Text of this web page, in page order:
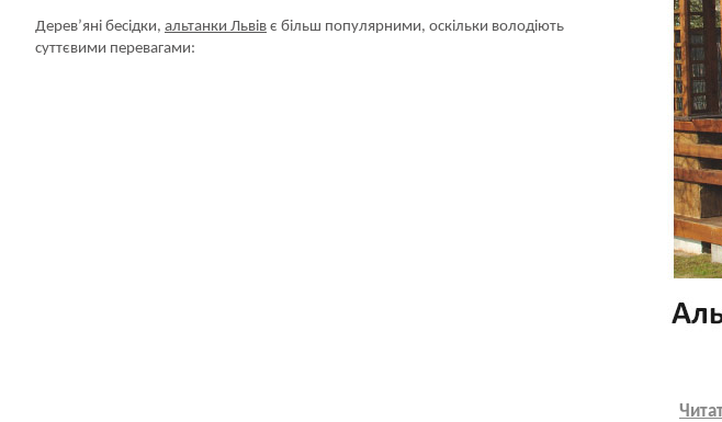
Дерев’яні бесідки, альтанки Львів є більш популярними, оскільки володіють
суттєвими перевагами: